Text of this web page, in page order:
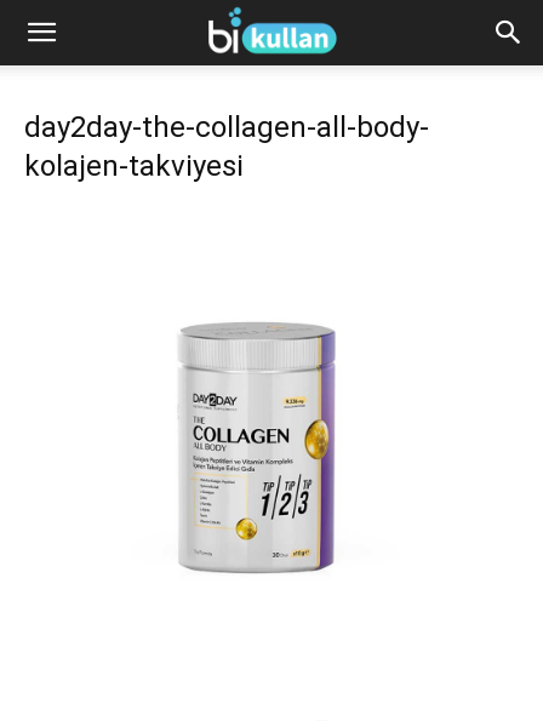
day2day-the-collagen-all-body-
kolajen-takviyesi